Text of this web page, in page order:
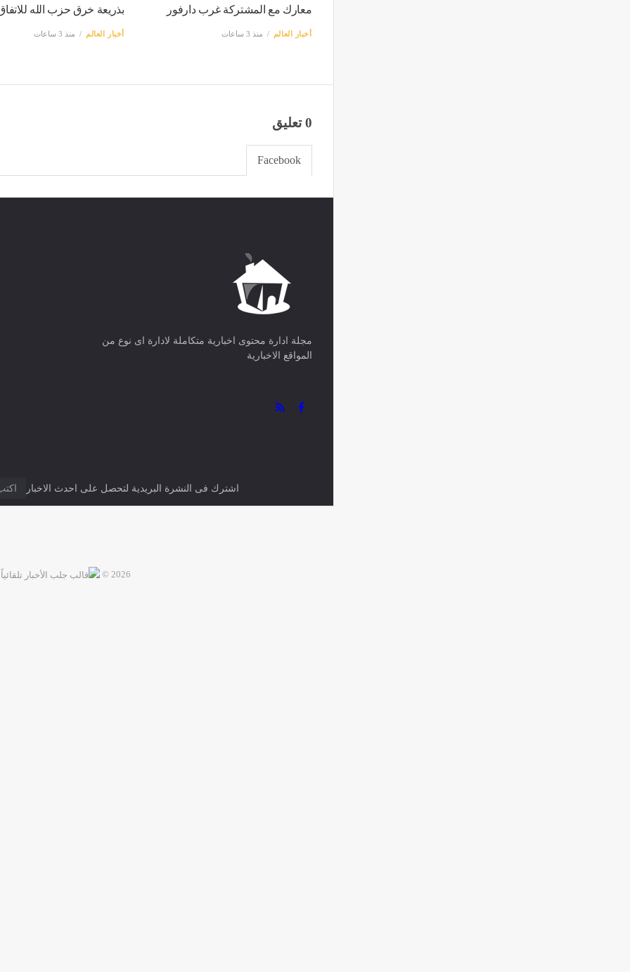
معارك مع المشتركة غرب دارفور
أخبار العالم منذ 3 ساعات
بذريعة خرق حزب الله
أخبار العالم منذ 3 ساعات
0 تعليق
Facebook
مجلة ادارة محتوى اخبارية متكاملة لادارة اى نوع من
المواقع الاخبارية
اشترك فى النشرة البريدية لتحصل على احدث الاخبار
2026 ©